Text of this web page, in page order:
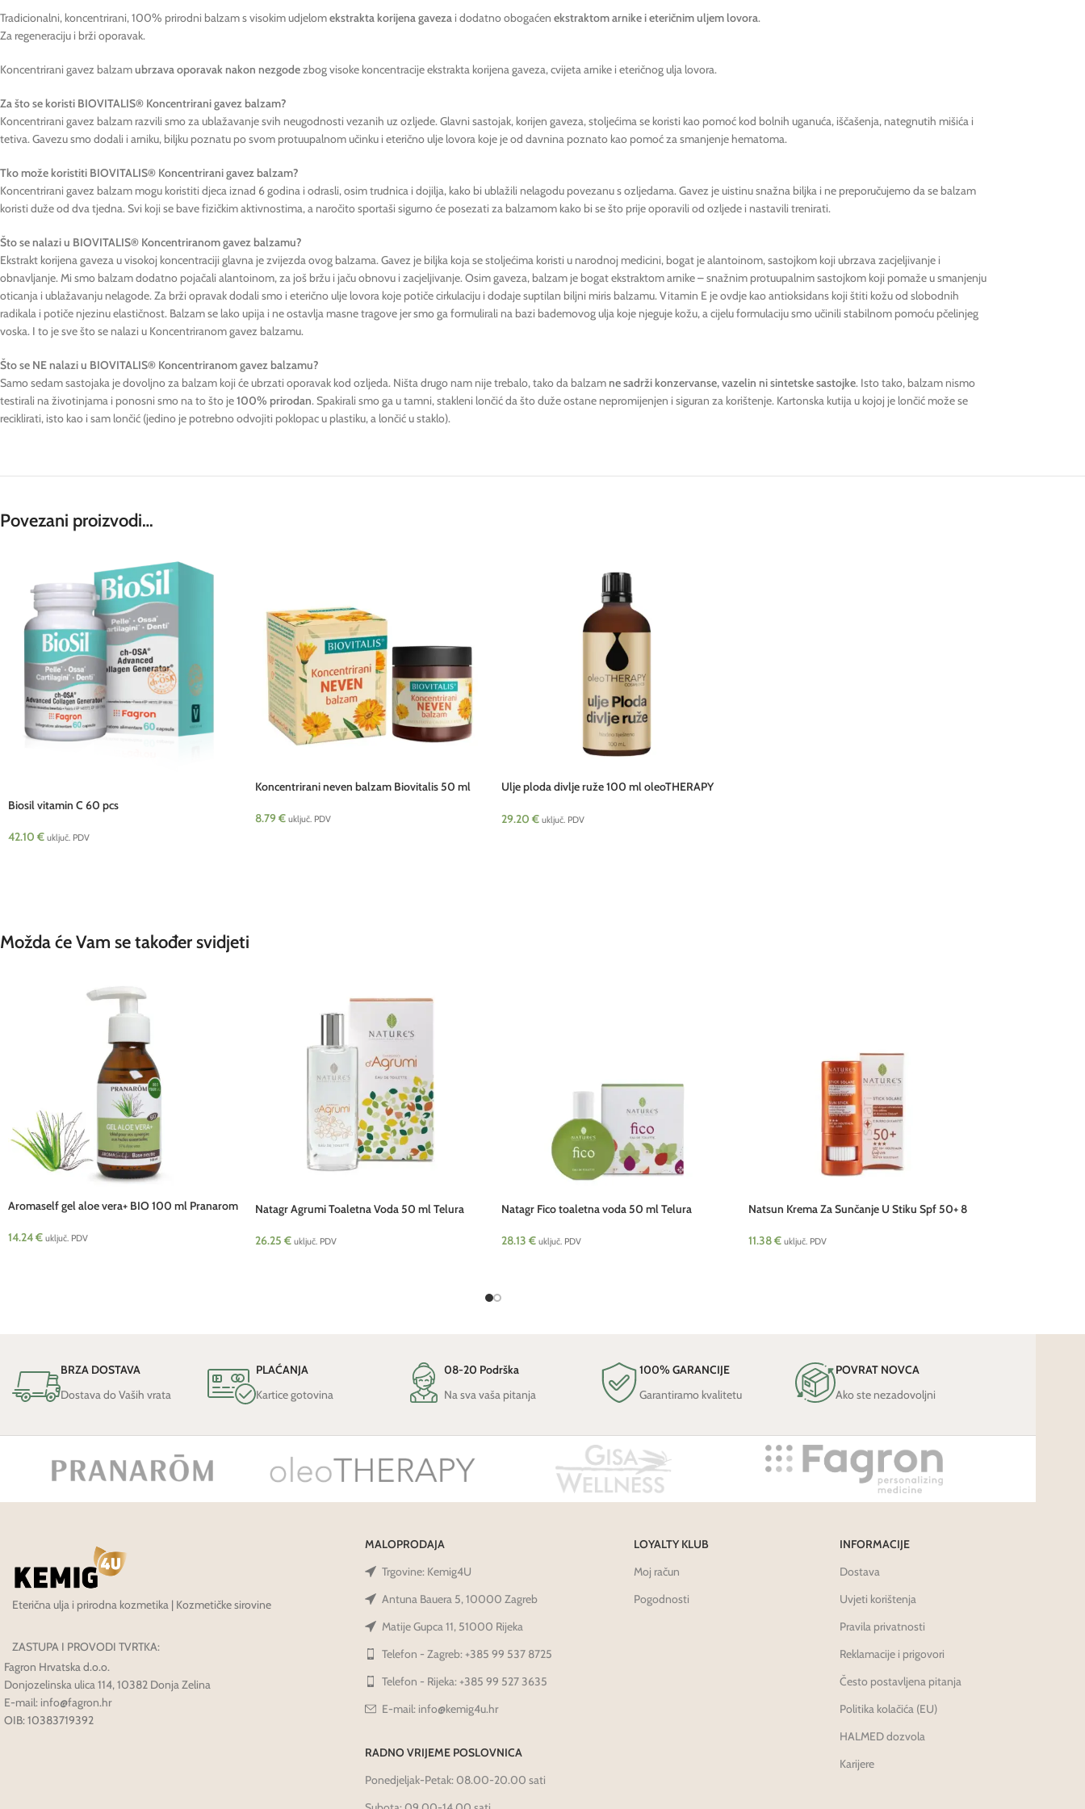
Tradicionalni, koncentrirani, 100% prirodni balzam s visokim udjelomekstrakta korijena gaveza i dodatno obogaćen ekstraktom arnike i eteričnim uljem lovora.
Za regeneraciju i brži oporavak.
Koncentrirani gavez balzamubrzava oporavak nakon nezgodezbog visoke koncentracije ekstrakta korijena gaveza, cvijeta arnike i eteričnog ulja lovora.
Za što se koristi BIOVITALIS® Koncentrirani gavez balzam?
Koncentrirani gavez balzam razvili smo za ublažavanje svih neugodnosti vezanih uz ozljede. Glavni sastojak, korijen gaveza, stoljećima se koristi kao pomoć kod bolnih uganuća, iščašenja, nategnutih mišića i
tetiva. Gavezu smo dodali i arniku, biljku poznatu po svom protuupalnom učinku i eterično ulje lovora koje je od davnina poznato kao pomoć za smanjenje hematoma.
Tko može koristiti BIOVITALIS® Koncentrirani gavez balzam?
Koncentrirani gavez balzam mogu koristiti djeca iznad 6 godina i odrasli, osim trudnica i dojilja, kako bi ublažili nelagodu povezanu s ozljedama. Gavez je uistinu snažna biljka i ne preporučujemo da se balzam
koristi duže od dva tjedna. Svi koji se bave fizičkim aktivnostima, a naročito sportaši sigurno će posezati za balzamom kako bi se što prije oporavili od ozljede i nastavili trenirati.
Što se nalazi u BIOVITALIS® Koncentriranom gavez balzamu?
Ekstrakt korijena gaveza u visokoj koncentraciji glavna je zvijezda ovog balzama. Gavez je biljka koja se stoljećima koristi u narodnoj medicini, bogat je alantoinom, sastojkom koji ubrzava zacjeljivanje i
obnavljanje. Mi smo balzam dodatno pojačali alantoinom, za još bržu i jaču obnovu i zacjeljivanje. Osim gaveza, balzam je bogat ekstraktom arnike – snažnim protuupalnim sastojkom koji pomaže u smanjenju
oticanja i ublažavanju nelagode. Za brži opravak dodali smo i eterično ulje lovora koje potiče cirkulaciju i dodaje suptilan biljni miris balzamu. Vitamin E je ovdje kao antioksidans koji štiti kožu od slobodnih
radikala i potiče njezinu elastičnost. Balzam se lako upija i ne ostavlja masne tragove jer smo ga formulirali na bazi bademovog ulja koje njeguje kožu, a cijelu formulaciju smo učinili stabilnom pomoću pčelinjeg
voska. I to je sve što se nalazi u Koncentriranom gavez balzamu.
Što se NE nalazi u BIOVITALIS® Koncentriranom gavez balzamu?
Samo sedam sastojaka je dovoljno za balzam koji će ubrzati oporavak kod ozljeda. Ništa drugo nam nije trebalo, tako da balzamne sadrži konzervanse, vazelin ni sintetske sastojke. Isto tako, balzam nismo
testirali na životinjama i ponosni smo na to što je100% prirodan. Spakirali smo ga u tamni, stakleni lončić da što duže ostane nepromijenjen i siguran za korištenje. Kartonska kutija u kojoj je lončić može se
reciklirati, isto kao i sam lončić (jedino je potrebno odvojiti poklopac u plastiku, a lončić u staklo).
Povezani proizvodi…
Biosil vitamin C 60 pcs
42.10 € uključ. PDV
Koncentrirani neven balzam Biovitalis 50 ml
8.79€ uključ. PDV
Ulje ploda divlje ruže 100 ml oleoTHERAPY
29.20 € uključ. PDV
Možda će Vam se također svidjeti
Aromaself gel aloe vera+ BIO 100 ml Pranarom
14.24€ uključ. PDV
Natagr Agrumi Toaletna Voda 50 ml Telura
26.25 € uključ. PDV
Natagr Fico toaletna voda 50 ml Telura
28.13 € uključ. PDV
Natsun Krema Za Sunčanje U Stiku Spf 50+ 8
11.38€ uključ. PDV
BRZA DOSTAVA
Dostava do Vaših vrata
PLAĆANJA
Kartice gotovina
08-20 Podrška
Na sva vaša pitanja
100% GARANCIJE
Garantiramo kvalitetu
POVRAT NOVCA
Ako ste nezadovoljni
Eterična ulja i prirodna kozmetika | Kozmetičke sirovine
ZASTUPA I PROVODI TVRTKA:
Fagron Hrvatska d.o.o.
Donjozelinska ulica 114, 10382 Donja Zelina
E-mail: info@fagron.hr
OIB: 10383719392
MALOPRODAJA
Trgovine: Kemig4U
Antuna Bauera 5, 10000 Zagreb
Matije Gupca 11, 51000 Rijeka
Telefon - Zagreb: +385 99 537 8725
Telefon - Rijeka: +385 99 527 3635
E-mail: info@kemig4u.hr
RADNO VRIJEME POSLOVNICA
Ponedjeljak-Petak: 08.00-20.00 sati
LOYALTY KLUB
Moj račun
Pogodnosti
INFORMACIJE
Dostava
Uvjeti korištenja
Pravila privatnosti
Reklamacije i prigovori
Često postavljena pitanja
Politika kolačića (EU)
HALMED dozvola
Karijere